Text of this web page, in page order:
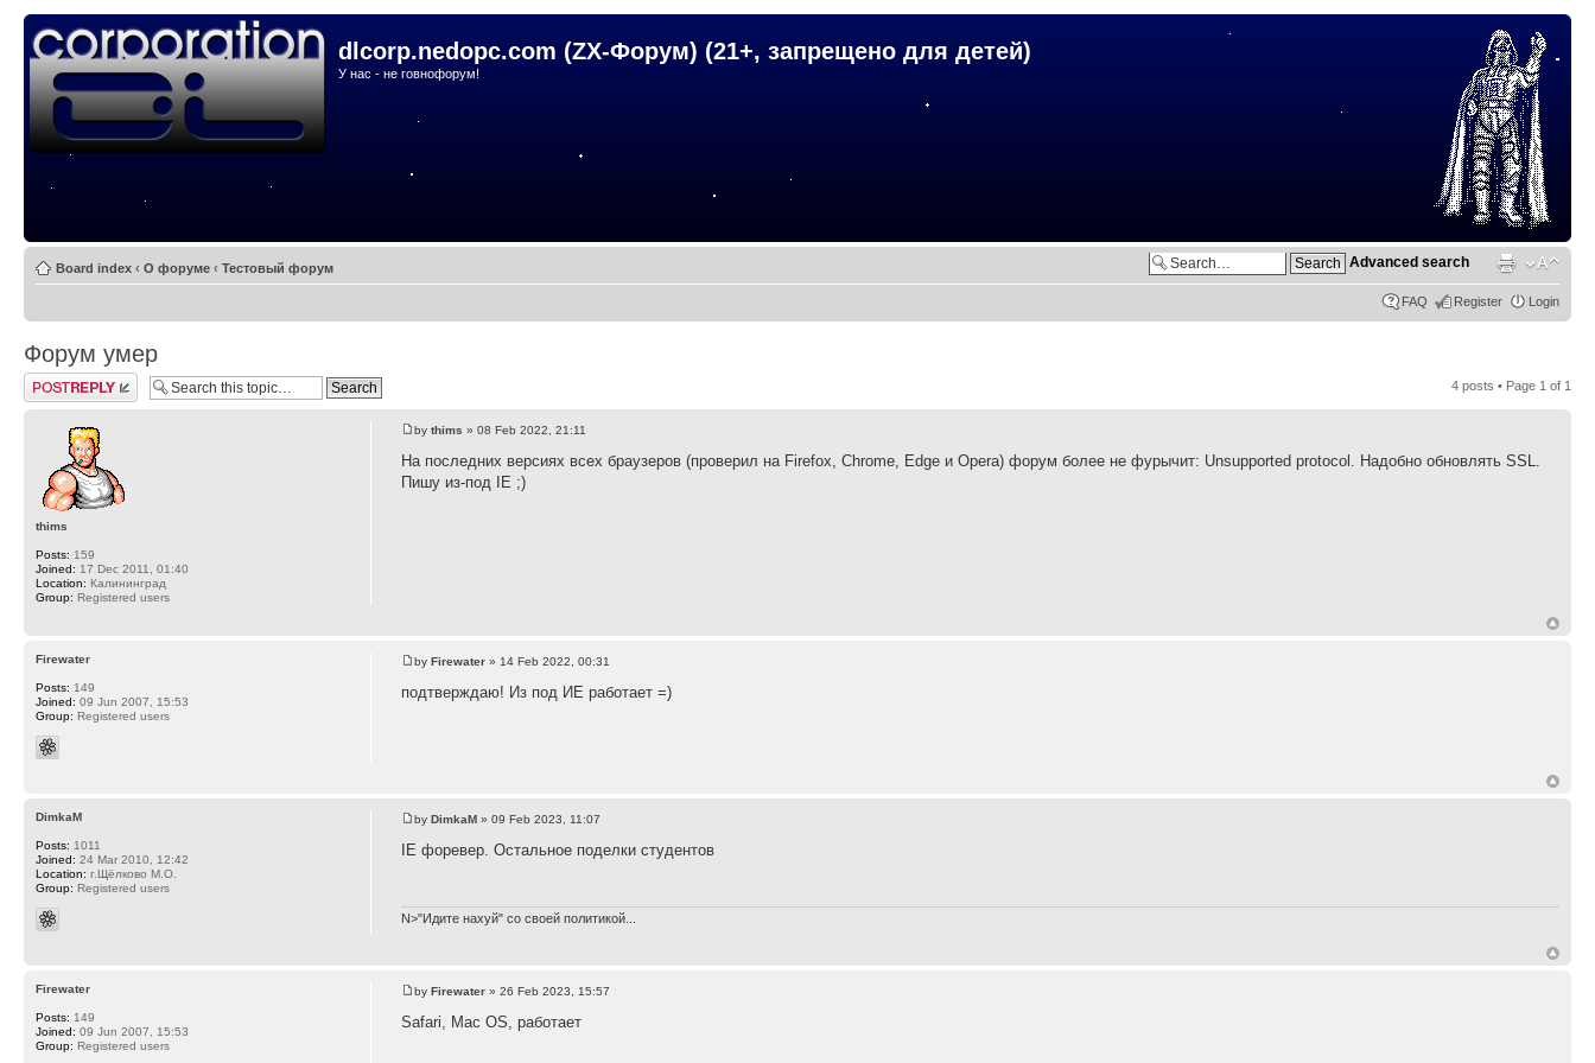
dlcorp.nedopc.com (ZX-Форум) (21+, запрещено для детей)
У нас - не говнофорум!
Board index ‹ О форуме ‹ Тестовый форум Advanced search
FAQ Register Login
Форум умер
Post a reply 4 posts • Page 1 of 1
bythims » 08 Feb 2022, 21:11
На последних версиях всех браузеров (проверил на Firefox, Chrome, Edge и Opera) форум более не фурычит: Unsupported protocol. Надобно обновлять SSL.
Пишу из-под IE ;)
thims
Posts: 159
Joined: 17 Dec 2011, 01:40
Location: Калининград
Group: Registered users
byFirewater » 14 Feb 2022, 00:31
подтверждаю! Из под ИЕ работает =)
Firewater
Posts: 149
Joined: 09 Jun 2007, 15:53
Group: Registered users
byDimkaM » 09 Feb 2023, 11:07
IE форевер. Остальное поделки студентов
N>"Идите нахуй" со своей политикой...
DimkaM
Posts: 1011
Joined: 24 Mar 2010, 12:42
Location: г.Щёлково М.О.
Group: Registered users
byFirewater » 26 Feb 2023, 15:57
Safari, Mac OS, работает
Firewater
Posts: 149
Joined: 09 Jun 2007, 15:53
Group: Registered users